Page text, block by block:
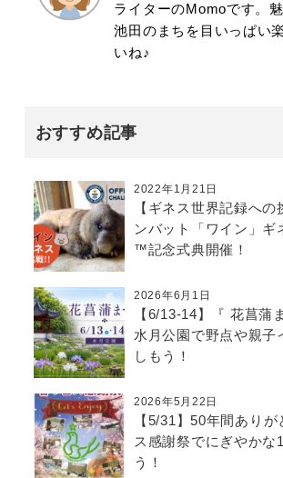
ライターのMomoです。
池田のまちを目いっぱい
いね♪
おすすめ記事
2022年1月21日
【ギネス世界記録への
ンバット「ワイン」ギ
™記念式典開催！
2026年6月1日
【6/13-14】『 花菖蒲
水月公園で野点や親子
しもう！
2026年5月22日
【5/31】50年間ありが
ス感謝祭でにぎやかな
う！